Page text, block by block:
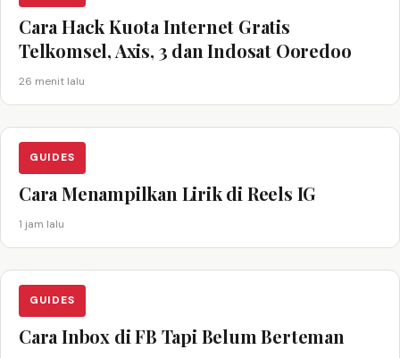
Cara Hack Kuota Internet Gratis
Telkomsel, Axis, 3 dan Indosat Ooredoo
26 menit lalu
GUIDES
Cara Menampilkan Lirik di Reels IG
1 jam lalu
GUIDES
Cara Inbox di FB Tapi Belum Berteman